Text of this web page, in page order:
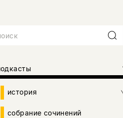
история
собрание сочинений